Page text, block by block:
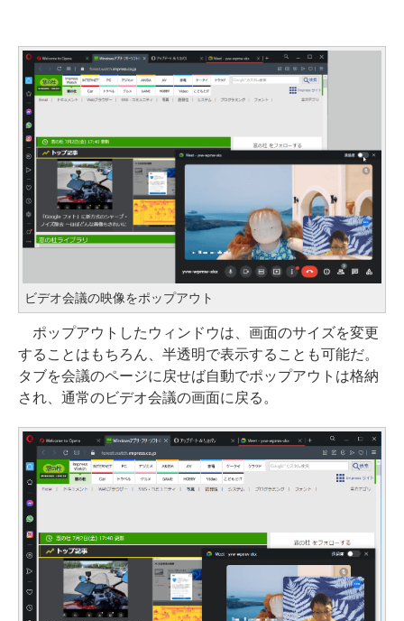
ビデオ会議の映像をポップアウト
ポップアウトしたウィンドウは、画面のサイズを変更
することはもちろん、半透明で表示することも可能だ。
タブを会議のページに戻せば自動でポップアウトは格納
され、通常のビデオ会議の画面に戻る。